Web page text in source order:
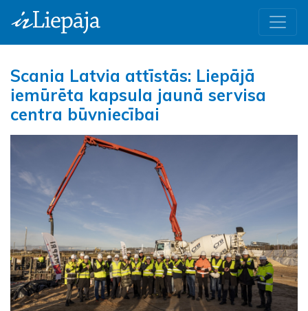
Scania Latvia attīstās: Liepājā
iemūrēta kapsula jaunā servisa
centra būvniecībai